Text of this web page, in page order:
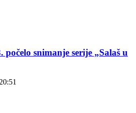
počelo snimanje serije „Salaš u